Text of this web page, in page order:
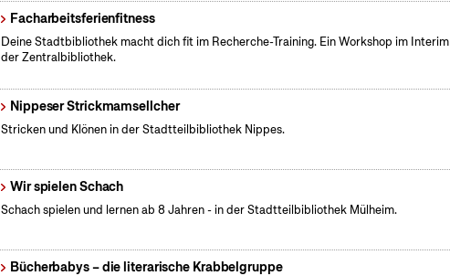
Facharbeitsferienfitness
Deine Stadtbibliothek macht dich fit im Recherche-Training. Ein Workshop im Interim
der Zentralbibliothek.
Nippeser Strickmamsellcher
Stricken und Klönen in der Stadtteilbibliothek Nippes.
Wir spielen Schach
Schach spielen und lernen ab 8 Jahren - in der Stadtteilbibliothek Mülheim.
Bücherbabys – die literarische Krabbelgruppe